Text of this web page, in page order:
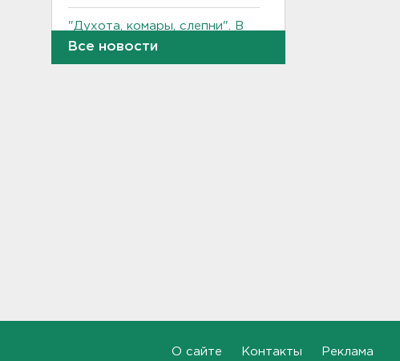
"Духота, комары, слепни". В
находят грибы и ягоды в лесу
Все новости
О сайте Контакты Реклама